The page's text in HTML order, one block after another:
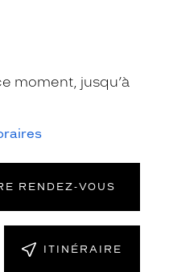
moment, jusqu’à
RENDEZ‑VOUS
ITINÉRAIRE